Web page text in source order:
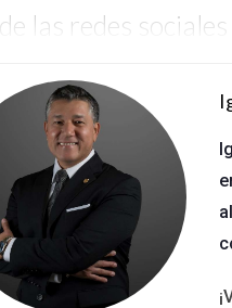
las redes sociales
Para maximizar su
una presencia activa:
con la audiencia:
segmentados:
La
de venta.
no solo son un medio